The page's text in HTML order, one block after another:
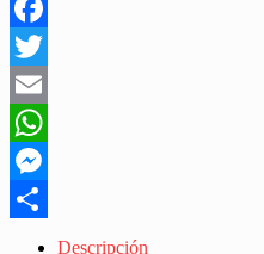
SUSPENDING
9.5CM
16.5GR
#FLUORESCENT
YELLOW
TIGER
"SPINNING"
cantidad
Facebook
Twitter
Email
WhatsApp
Messenger
Descripción